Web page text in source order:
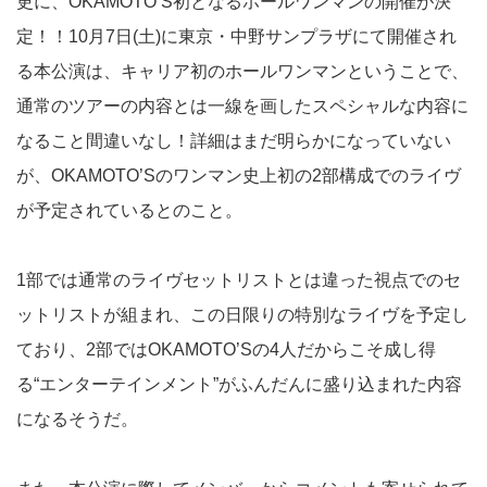
定！！10月7日(土)に東京・中野サンプラザにて開催され
る本公演は、キャリア初のホールワンマンということで、
通常のツアーの内容とは一線を画したスペシャルな内容に
なること間違いなし！詳細はまだ明らかになっていない
が、OKAMOTO’Sのワンマン史上初の2部構成でのライヴ
が予定されているとのこと。
1部では通常のライヴセットリストとは違った視点でのセ
ットリストが組まれ、この日限りの特別なライヴを予定し
ており、2部ではOKAMOTO’Sの4人だからこそ成し得
る“エンターテインメント”がふんだんに盛り込まれた内容
になるそうだ。